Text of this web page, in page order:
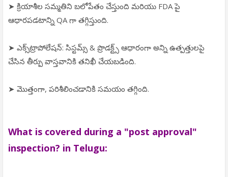
➤ క్రియాశీల సమ్మతిని బలోపేతం చేస్తుంది మరియు FDA పై
ఆధారపడటాన్ని QA గా తగ్గిస్తుంది.
➤ ఎక్స్‌ట్రాపోలేషన్: సిస్టమ్స్ & ప్రొడక్ట్స్ ఆధారంగా అన్ని ఉత్పత్తులపై
చేసిన తీర్పు వాస్తవానికి తనిఖీ చేయబడింది.
➤ మొత్తంగా, పరిశీలించడానికి సమయం తగ్గింది.
What is covered during a "post approval"
inspection? in Telugu: